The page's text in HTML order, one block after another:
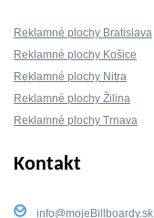
Reklamné plochy Bratislava
Reklamné plochy Košice
Reklamné plochy Nitra
Reklamné plochy Žilina
Reklamné plochy Trnava
Kontakt
info@mojeBillboardy.sk